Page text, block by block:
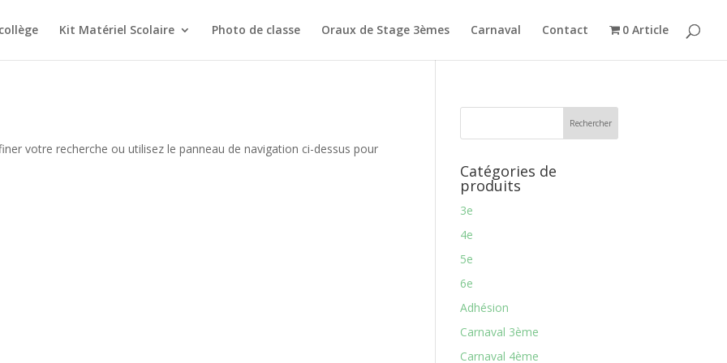
Kit Matériel Scolaire Photo de classe Oraux de Stage 3èmes Carnaval Contact 0 Article
votre recherche ou utilisez le panneau de navigation ci-dessus pour
Catégories de
produits
3e
4e
5e
6e
Adhésion
Carnaval 3ème
Carnaval 4ème